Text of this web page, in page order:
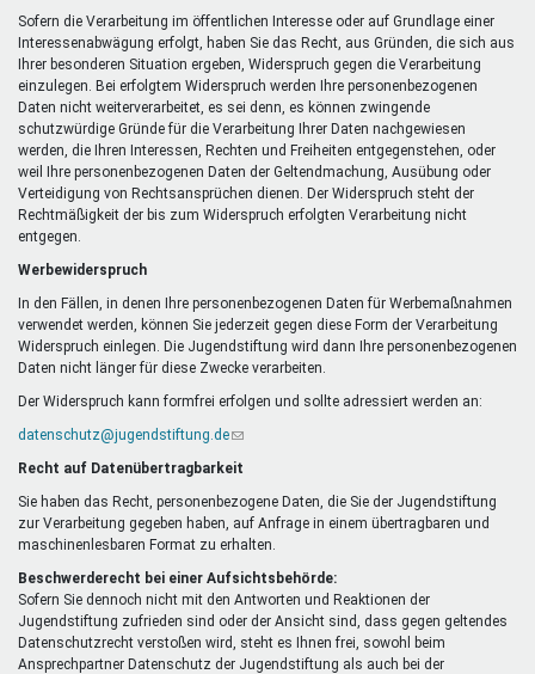
Sofern die Verarbeitung im öffentlichen Interesse oder auf Grundlage einer
Interessenabwägung erfolgt, haben Sie das Recht, aus Gründen, die sich aus
Ihrer besonderen Situation ergeben, Widerspruch gegen die Verarbeitung
einzulegen. Bei erfolgtem Widerspruch werden Ihre personenbezogenen
Daten nicht weiterverarbeitet, es sei denn, es können zwingende
schutzwürdige Gründe für die Verarbeitung Ihrer Daten nachgewiesen
werden, die Ihren Interessen, Rechten und Freiheiten entgegenstehen, oder
weil Ihre personenbezogenen Daten der Geltendmachung, Ausübung oder
Verteidigung von Rechtsansprüchen dienen. Der Widerspruch steht der
Rechtmäßigkeit der bis zum Widerspruch erfolgten Verarbeitung nicht
entgegen.
Werbewiderspruch
In den Fällen, in denen Ihre personenbezogenen Daten für Werbemaßnahmen
verwendet werden, können Sie jederzeit gegen diese Form der Verarbeitung
Widerspruch einlegen. Die Jugendstiftung wird dann Ihre personenbezogenen
Daten nicht länger für diese Zwecke verarbeiten.
Der Widerspruch kann formfrei erfolgen und sollte adressiert werden an:
datenschutz@jugendstiftung.de(Link
E-
Mail)
Recht auf Datenübertragbarkeit
Sie haben das Recht, personenbezogene Daten, die Sie der Jugendstiftung
zur Verarbeitung gegeben haben, auf Anfrage in einem übertragbaren und
maschinenlesbaren Format zu erhalten.
Beschwerderecht bei einer Aufsichtsbehörde:
Sofern Sie dennoch nicht mit den Antworten und Reaktionen der
Jugendstiftung zufrieden sind oder der Ansicht sind, dass gegen geltendes
Datenschutzrecht verstoßen wird, steht es Ihnen frei, sowohl beim
Ansprechpartner Datenschutz der Jugendstiftung als auch bei der